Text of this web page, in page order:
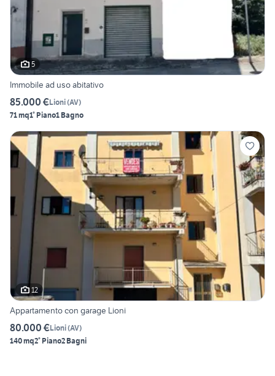
5
Immobile ad uso abitativo
85.000 €Lioni(AV)
71 mq1° Piano1 Bagno
12
Appartamento con garage Lioni
80.000 €Lioni(AV)
140 mq2° Piano2 Bagni